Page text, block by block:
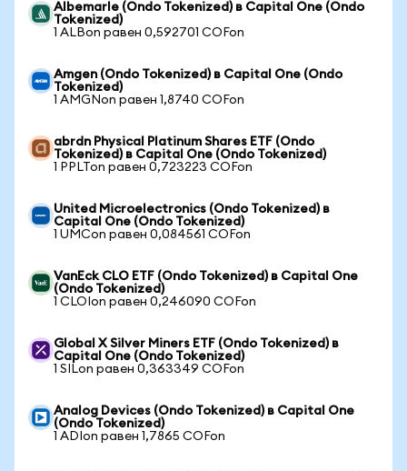
Albemarle (Ondo Tokenized) в Capital One (Ondo
Tokenized)
1 ALBon равен 0,592701 COFon
Amgen (Ondo Tokenized) в Capital One (Ondo
Tokenized)
1 AMGNon равен 1,8740 COFon
abrdn Physical Platinum Shares ETF (Ondo
Tokenized) в Capital One (Ondo Tokenized)
1 PPLTon равен 0,723223 COFon
United Microelectronics (Ondo Tokenized) в
Capital One (Ondo Tokenized)
1 UMCon равен 0,084561 COFon
VanEck CLO ETF (Ondo Tokenized) в Capital One
(Ondo Tokenized)
1 CLOIon равен 0,246090 COFon
Global X Silver Miners ETF (Ondo Tokenized) в
Capital One (Ondo Tokenized)
1 SILon равен 0,363349 COFon
Analog Devices (Ondo Tokenized) в Capital One
(Ondo Tokenized)
1 ADIon равен 1,7865 COFon